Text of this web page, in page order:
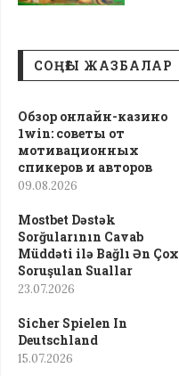
СОҢҒЫ ЖАЗБАЛАР
Обзор онлайн-казино
1win: советы от
мотивационных
спикеров и авторов
09.08.2026
Mostbet Dəstək
Sorğularının Cavab
Müddəti ilə Bağlı Ən Çox
Soruşulan Suallar
23.07.2026
Sicher Spielen In
Deutschland
15.07.2026